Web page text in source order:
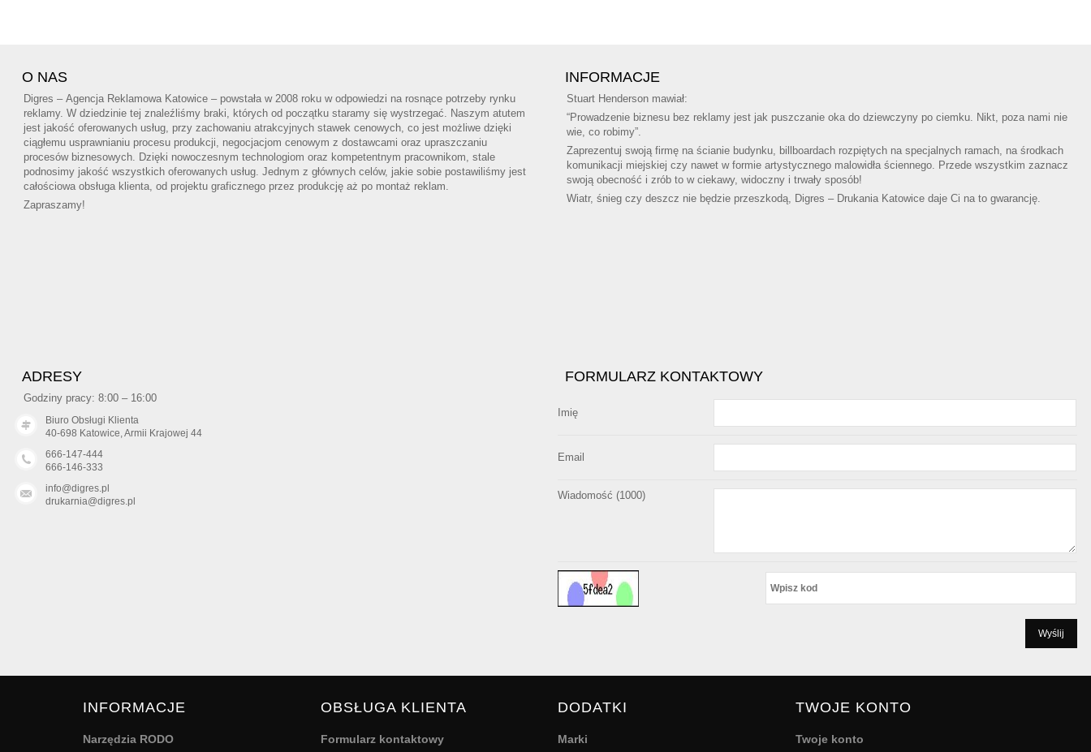
O NAS
Digres – Agencja Reklamowa Katowice – powstała w 2008 roku w odpowiedzi na rosnące potrzeby rynku
reklamy. W dziedzinie tej znaleźliśmy braki, których od początku staramy się wystrzegać. Naszym atutem
jest jakość oferowanych usług, przy zachowaniu atrakcyjnych stawek cenowych, co jest możliwe dzięki
ciągłemu usprawnianiu procesu produkcji, negocjacjom cenowym z dostawcami oraz upraszczaniu
procesów biznesowych. Dzięki nowoczesnym technologiom oraz kompetentnym pracownikom, stale
podnosimy jakość wszystkich oferowanych usług. Jednym z głównych celów, jakie sobie postawiliśmy jest
całościowa obsługa klienta, od projektu graficznego przez produkcję aż po montaż reklam.
Zapraszamy!
INFORMACJE
Stuart Henderson mawiał:
“Prowadzenie biznesu bez reklamy jest jak puszczanie oka do dziewczyny po ciemku. Nikt, poza nami nie
wie, co robimy”.
Zaprezentuj swoją firmę na ścianie budynku, billboardach rozpiętych na specjalnych ramach, na środkach
komunikacji miejskiej czy nawet w formie artystycznego malowidła ściennego. Przede wszystkim zaznacz
swoją obecność i zrób to w ciekawy, widoczny i trwały sposób!
Wiatr, śnieg czy deszcz nie będzie przeszkodą, Digres – Drukania Katowice daje Ci na to gwarancję.
ADRESY
Godziny pracy: 8:00 – 16:00
Biuro Obsługi Klienta
40-698 Katowice, Armii Krajowej 44
666-147-444
666-146-333
info@digres.pl
drukarnia@digres.pl
FORMULARZ KONTAKTOWY
Imię
Email
Wiadomość (1000)
INFORMACJE
Narzędzia RODO
OBSŁUGA KLIENTA
Formularz kontaktowy
DODATKI
Marki
TWOJE KONTO
Twoje konto